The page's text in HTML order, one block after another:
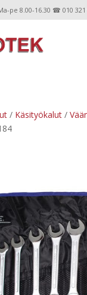
Ma-pe 8.00-16.30 ☎ 010
/ Käsityökalut /